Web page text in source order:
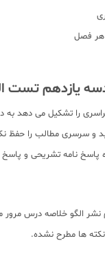
یازدهم تست
را تشکیل می دهد به
و سرسری مطالب را حفظ
پاسخ نامه تشریحی و
الگو خلاصه درس مرور
ها مطرح نشده.